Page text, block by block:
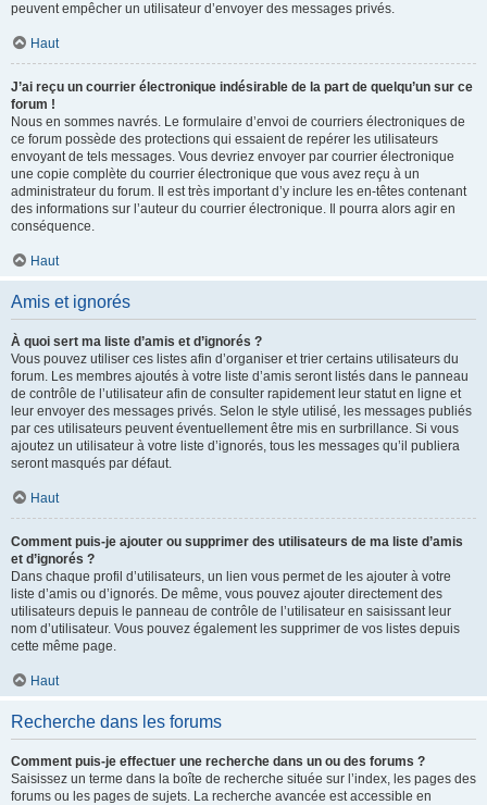
peuvent empêcher un utilisateur d’envoyer des messages privés.
Haut
J’ai reçu un courrier électronique indésirable de la part de quelqu’un sur ce
forum !
Nous en sommes navrés. Le formulaire d’envoi de courriers électroniques de
ce forum possède des protections qui essaient de repérer les utilisateurs
envoyant de tels messages. Vous devriez envoyer par courrier électronique
une copie complète du courrier électronique que vous avez reçu à un
administrateur du forum. Il est très important d’y inclure les en-têtes contenant
des informations sur l’auteur du courrier électronique. Il pourra alors agir en
conséquence.
Haut
Amis et ignorés
À quoi sert ma liste d’amis et d’ignorés ?
Vous pouvez utiliser ces listes afin d’organiser et trier certains utilisateurs du
forum. Les membres ajoutés à votre liste d’amis seront listés dans le panneau
de contrôle de l’utilisateur afin de consulter rapidement leur statut en ligne et
leur envoyer des messages privés. Selon le style utilisé, les messages publiés
par ces utilisateurs peuvent éventuellement être mis en surbrillance. Si vous
ajoutez un utilisateur à votre liste d’ignorés, tous les messages qu’il publiera
seront masqués par défaut.
Haut
Comment puis-je ajouter ou supprimer des utilisateurs de ma liste d’amis
et d’ignorés ?
Dans chaque profil d’utilisateurs, un lien vous permet de les ajouter à votre
liste d’amis ou d’ignorés. De même, vous pouvez ajouter directement des
utilisateurs depuis le panneau de contrôle de l’utilisateur en saisissant leur
nom d’utilisateur. Vous pouvez également les supprimer de vos listes depuis
cette même page.
Haut
Recherche dans les forums
Comment puis-je effectuer une recherche dans un ou des forums ?
Saisissez un terme dans la boîte de recherche située sur l’index, les pages des
forums ou les pages de sujets. La recherche avancée est accessible en